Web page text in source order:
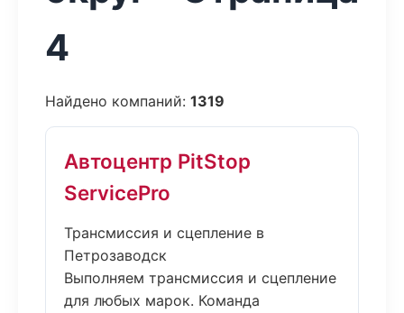
4
Найдено компаний: 1319
Автоцентр PitStop
ServicePro
Трансмиссия и сцепление в
Петрозаводск
Выполняем трансмиссия и сцепление
для любых марок. Команда